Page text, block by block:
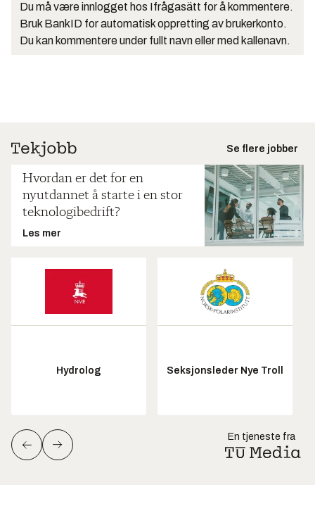
Du må være innlogget hos Ifrågasätt for å kommentere.
Bruk BankID for automatisk oppretting av brukerkonto.
Du kan kommentere under fullt navn eller med kallenavn.
Se flere jobber
Hvordan er det for en
nyutdannet å starte i en stor
teknologibedrift?
Les mer
Hydrolog Seksjonsleder Nye Troll
En tjeneste fra